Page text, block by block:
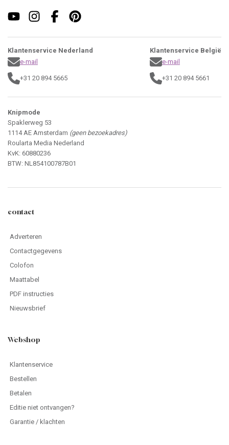
Klantenservice Nederland
e-mail
+31 20 894 5665
Klantenservice België
e-mail
+31 20 894 5661
Knipmode
Spaklerweg 53
1114 AE Amsterdam (geen bezoekadres)
Roularta Media Nederland
KvK: 60880236
BTW: NL854100787B01
contact
Adverteren
Contactgegevens
Colofon
Maattabel
PDF instructies
Nieuwsbrief
Webshop
Klantenservice
Bestellen
Betalen
Editie niet ontvangen?
Garantie / klachten